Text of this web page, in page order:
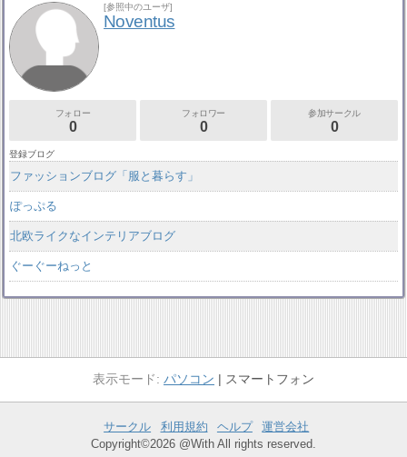
[参照中のユーザ]
Noventus
フォロー
0
フォロワー
0
参加サークル
0
登録ブログ
ファッションブログ「服と暮らす」
ぽっぷる
北欧ライクなインテリアブログ
ぐーぐーねっと
パソコン スマートフォン
サークル 利用規約 ヘルプ
運営会社
Copyright©2026 @With All rights reserved.